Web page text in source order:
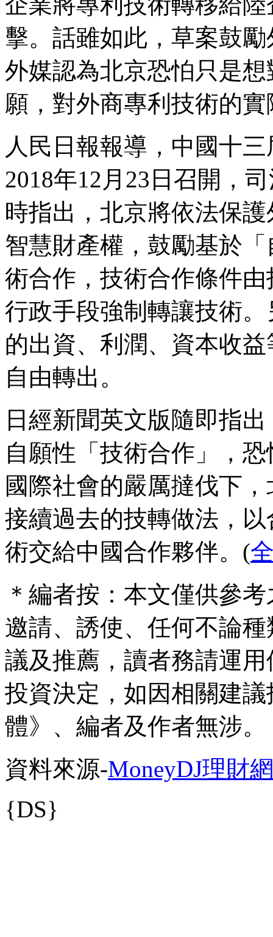
擊。話雖如此，草案鼓
外媒認為北京恐怕只是
願，對外商專利技術的
人民日報報導，中國十
2018年12月23日召開，
時指出，北京將依法保
智慧財產權，鼓勵基於
術合作，技術合作條件
行政手段強制轉讓技術
的出資、利潤、資本收
自由轉出。
日經新聞英文版隨即指
自願性「技術合作」，
國際社會的嚴厲撻伐下
接續過去的技轉做法，
術交給中國合作夥伴。(
＊編者按：本文僅供參
邀請、誘使、任何不論
議及推薦，讀者務請運
投資決定，如因相關建
體》、編者及作者無涉。
資料來源-MoneyDJ理財網
{DS}